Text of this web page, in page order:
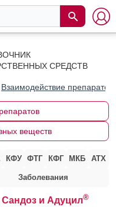
СРЕДСТВ
Взаимодействие препаратов
веществ
КФУ ФТГ КФГ МКБ АТХ
Заболевания
и Адуцил®